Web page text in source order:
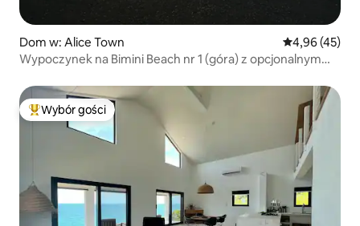
Dom w: Alice Town Średnia
4,96 (45)
Wypoczynek na Bimini Beach nr 1 (góra) z opcjonalnym
Najpopularniejsze z kategorii Wybór gości
Wybór gości